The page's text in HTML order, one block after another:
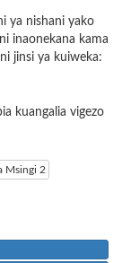
ya nishani yako
inaonekana kama
jinsi ya kuiweka:
kuangalia vigezo
Msingi 2